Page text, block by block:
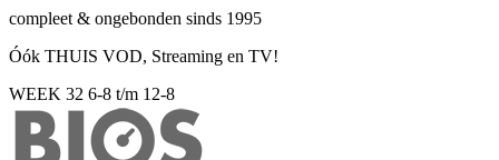
compleet & ongebonden sinds 1995
Óók THUIS VOD, Streaming en TV!
WEEK 32 6-8 t/m 12-8